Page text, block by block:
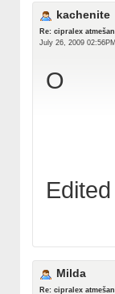
kachenite
Re: cipralex
July 26, 2009 02:56PM
O
Milda
Re: cipralex